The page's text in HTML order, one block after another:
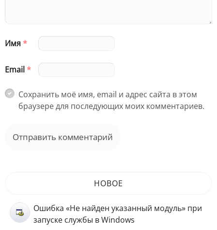
Имя*
Email*
Сохранить моё имя, email и адрес сайта в этом
браузере для последующих моих комментариев.
НОВОЕ
Ошибка «Не найден указанный модуль» при
запуске службы в Windows